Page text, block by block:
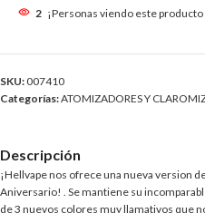
2 ¡Personas viendo este
SKU: 007410
Categorías:ATOMIZADORES Y
Descripción
¡Hellvape nos ofrece una nueva version
Aniversario! . Se mantiene su
de 3 nuevos colores muy llamativos que